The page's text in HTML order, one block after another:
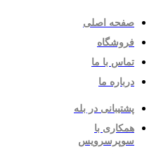
صفحه اصلی
فروشگاه
تماس با ما
درباره ما
پشتیبانی در بله
همکاری با
سوپرسرویس